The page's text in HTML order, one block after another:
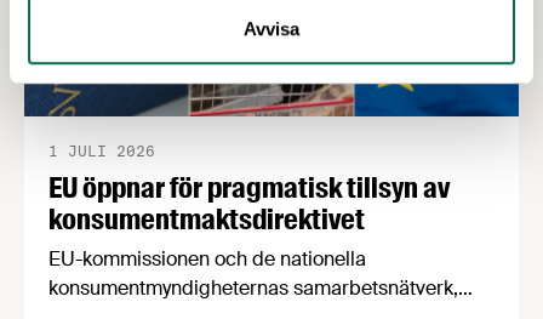
Avvisa
EU öppnar för pragmatisk tillsyn av
konsumentmaktsdirektivet
1 JULI 2026
EU-kommissionen och de nationella
konsumentmyndigheternas samarbetsnätverk,